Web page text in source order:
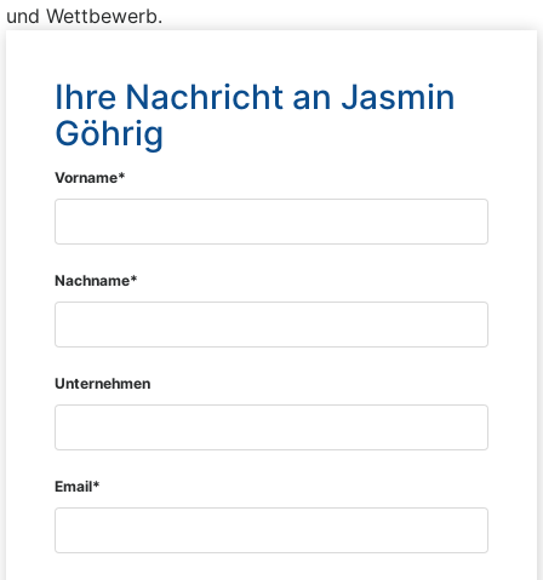
und Wettbewerb.
Ihre Nachricht an Jasmin
Göhrig
Vorname*
Nachname*
Unternehmen
Email*